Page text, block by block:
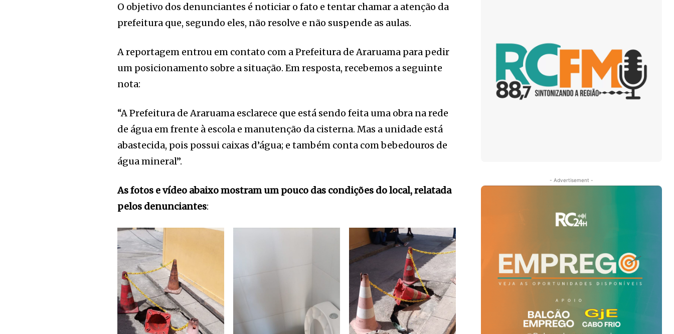
O objetivo dos denunciantes é noticiar o fato e tentar chamar a atenção da
prefeitura que, segundo eles, não resolve e não suspende as aulas.
A reportagem entrou em contato com a Prefeitura de Araruama para pedir
um posicionamento sobre a situação. Em resposta, recebemos a seguinte
nota:
“A Prefeitura de Araruama esclarece que está sendo feita uma obra na rede
de água em frente à escola e manutenção da cisterna. Mas a unidade está
abastecida, pois possui caixas d’água; e também conta com bebedouros de
água mineral”.
As fotos e vídeo abaixo mostram um pouco das condições do local, relatada
pelos denunciantes:
- Advertisement -